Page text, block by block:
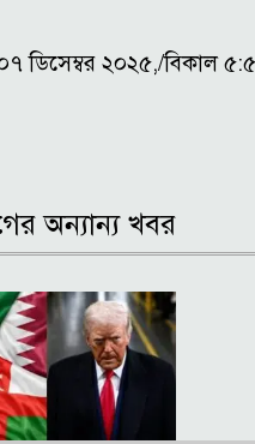
ডিসেম্বর ২০২৫,/বিকাল
অন্যান্য খবর